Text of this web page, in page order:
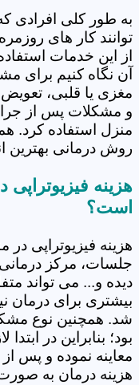
به طور کلی افرادی
توانند کار های
از این خدمات
آن نگاه کنیم برای
مغزی یا قلبی،
و مشکلات پس از
منزل استفاده کرد.
روش درمانی بهترین
هزینه
است؟
هزینه فیزیوتراپی در
جلسات، مرکز
دیده و... می تواند
بیشتری برای درمان
شد. همچنین نوع
بود؛ بنابراین در
معاینه نموده و پس
هزینه درمان به